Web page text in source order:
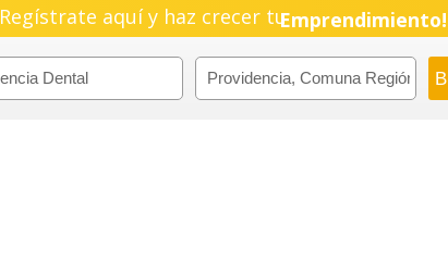
Regístrate aquí y haz crecer tuPyme!
Emprendimiento!